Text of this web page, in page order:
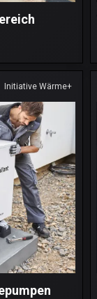
Initiative Wärme+